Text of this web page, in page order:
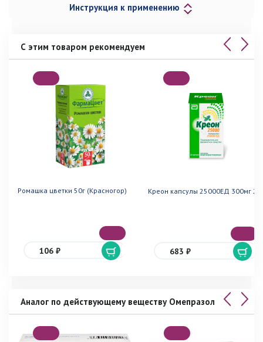
Инструкция к применению
С этим товаром рекомендуем
Ромашка цветки 50г (Красногор)
106 ₽
Креон капсулы 25000ЕД 300мг 20
683 ₽
Аналог по действующему веществу Омепразол